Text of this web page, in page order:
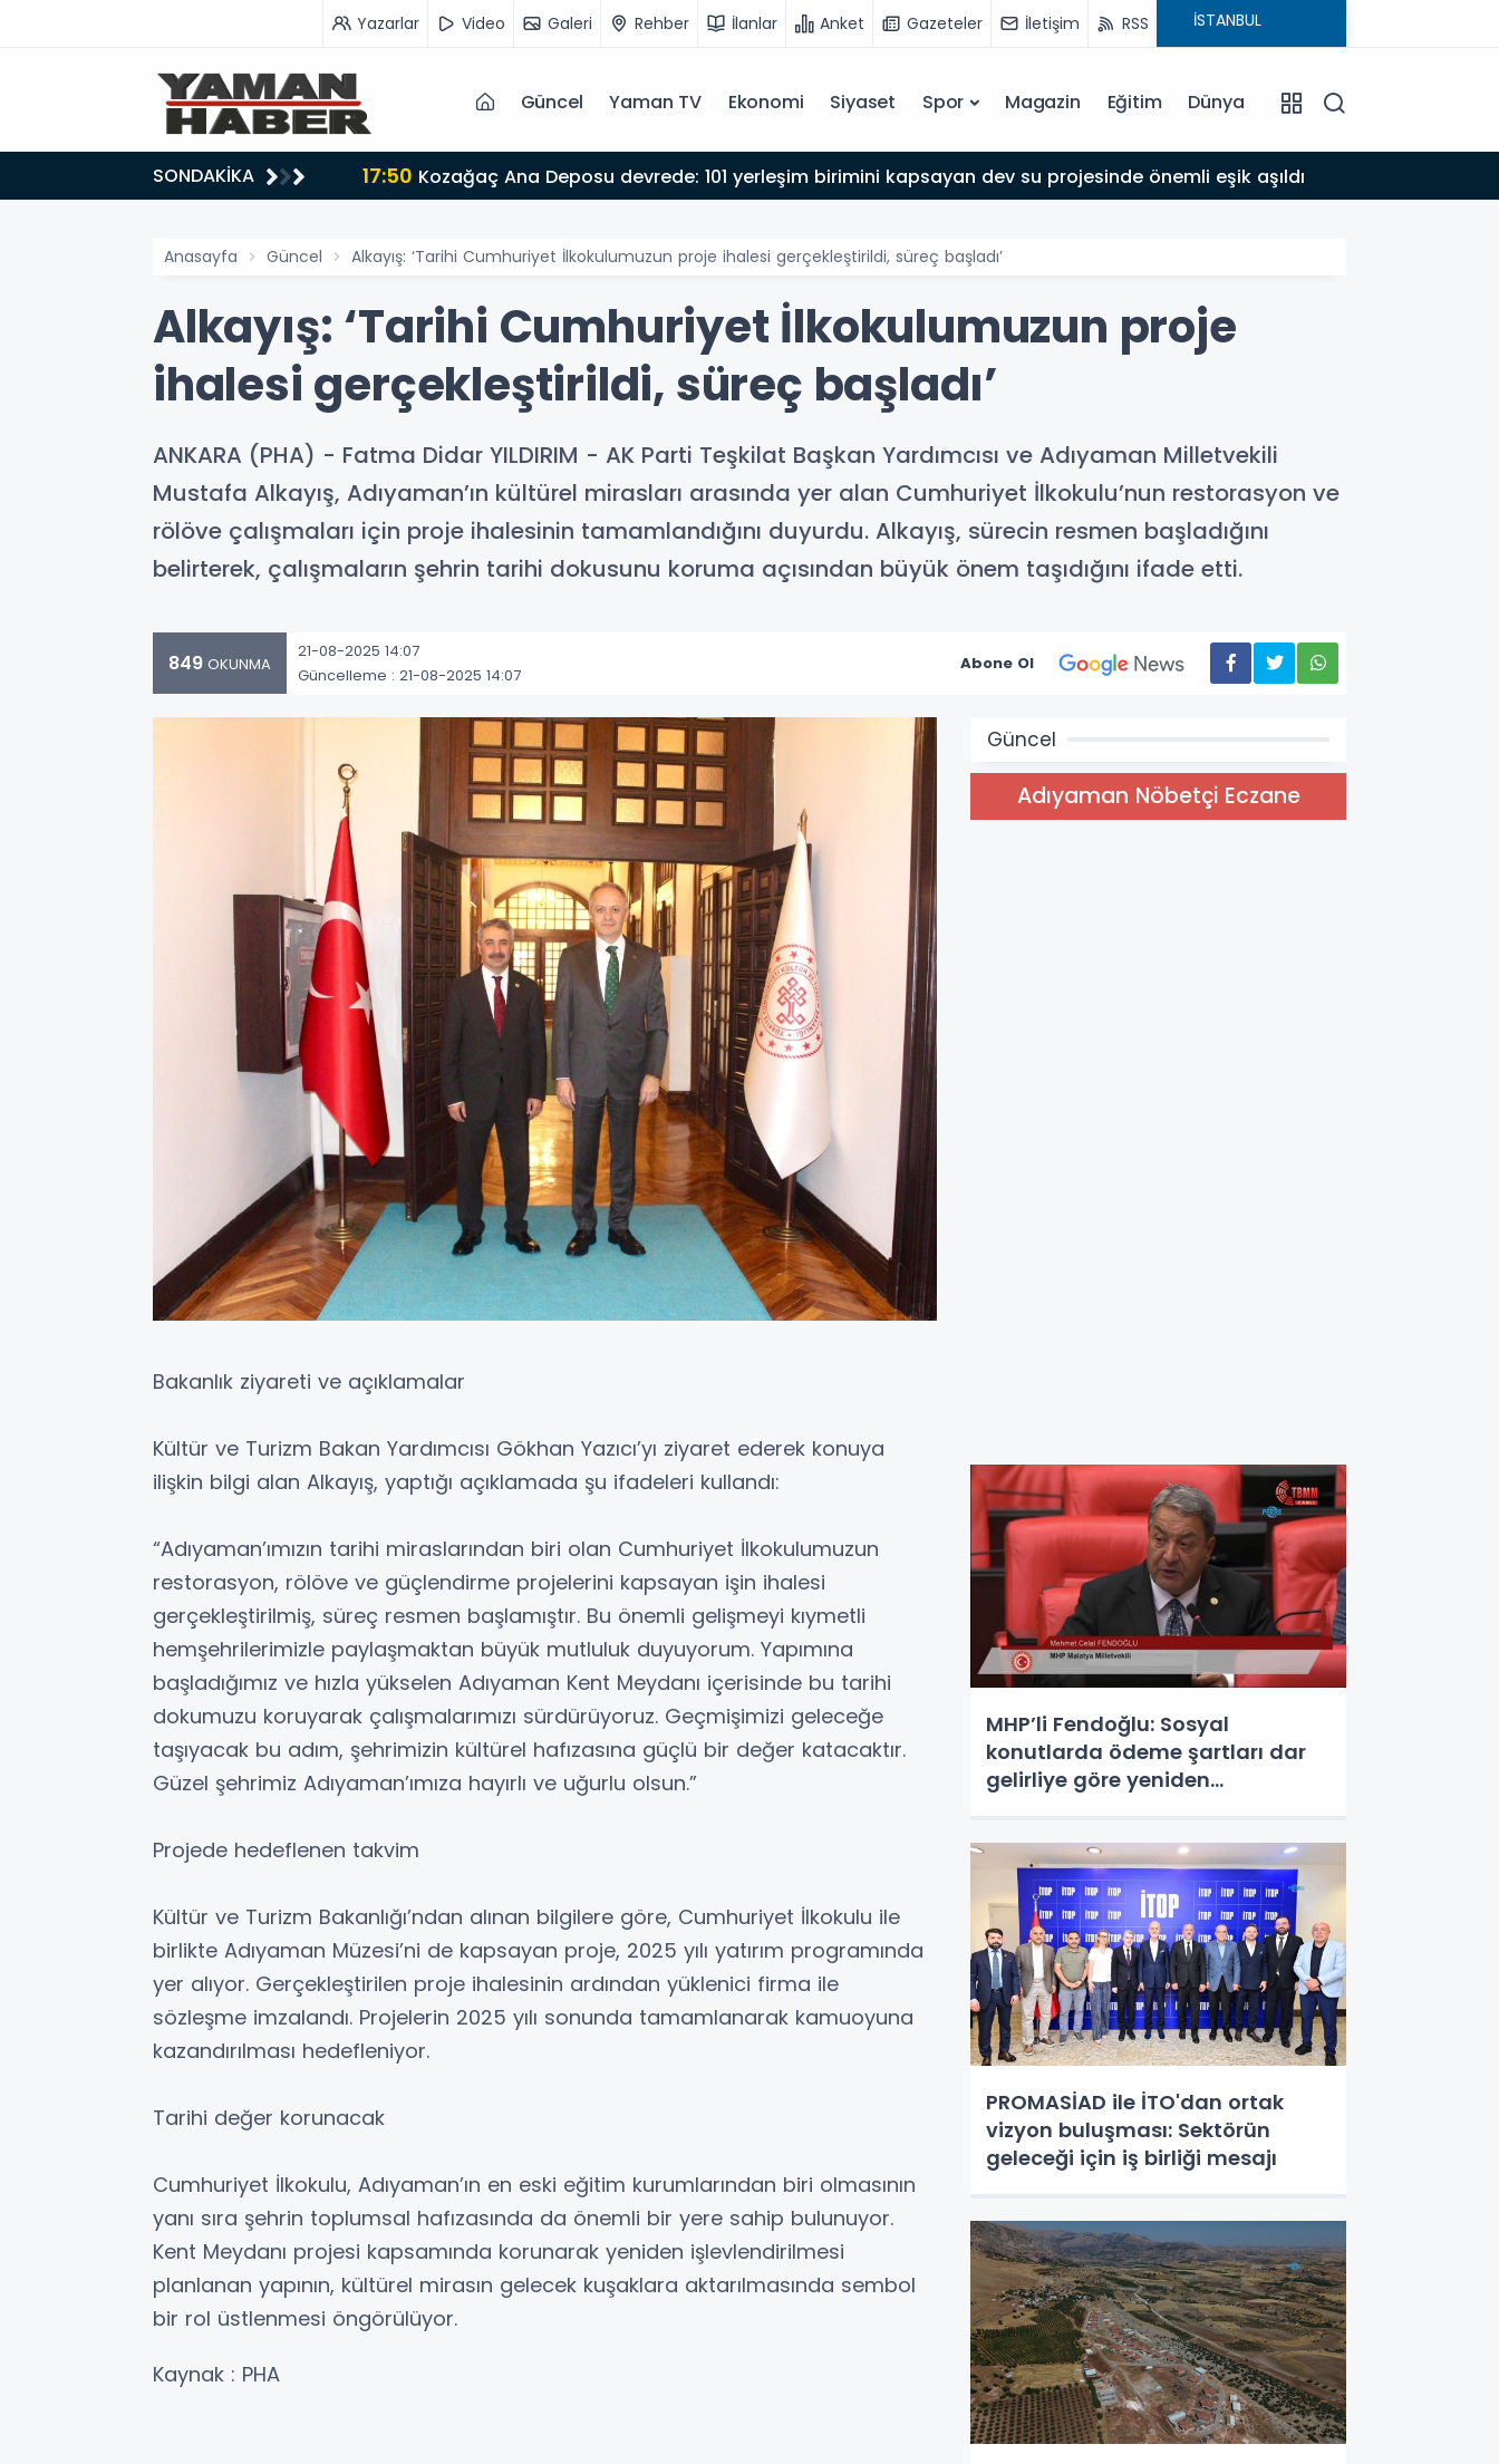
Yazarlar Video Galeri Rehber İlanlar Anket Gazeteler İletişim RSS
Güncel Yaman TV Ekonomi Siyaset Spor Magazin Eğitim Dünya
SONDAKİKA
iş birliği mesajı 17:50 Kozağaç Ana Deposu devrede: 101 yerleşim birimini kapsayan dev su projesinde önemli eşik aşıldı
Anasayfa Güncel Alkayış: ‘Tarihi Cumhuriyet İlkokulumuzun proje ihalesi gerçekleştirildi, süreç başladı’
Alkayış: ‘Tarihi Cumhuriyet İlkokulumuzun proje
ihalesi gerçekleştirildi, süreç başladı’
ANKARA (PHA) - Fatma Didar YILDIRIM - AK Parti Teşkilat Başkan Yardımcısı ve Adıyaman Milletvekili
Mustafa Alkayış, Adıyaman’ın kültürel mirasları arasında yer alan Cumhuriyet İlkokulu’nun restorasyon ve
rölöve çalışmaları için proje ihalesinin tamamlandığını duyurdu. Alkayış, sürecin resmen başladığını
belirterek, çalışmaların şehrin tarihi dokusunu koruma açısından büyük önem taşıdığını ifade etti.
849 OKUNMA
21-08-2025 14:07
Güncelleme : 21-08-2025 14:07
Abone Ol
Bakanlık ziyareti ve açıklamalar
Kültür ve Turizm Bakan Yardımcısı Gökhan Yazıcı’yı ziyaret ederek konuya
ilişkin bilgi alan Alkayış, yaptığı açıklamada şu ifadeleri kullandı:
“Adıyaman’ımızın tarihi miraslarından biri olan Cumhuriyet İlkokulumuzun
restorasyon, rölöve ve güçlendirme projelerini kapsayan işin ihalesi
gerçekleştirilmiş, süreç resmen başlamıştır. Bu önemli gelişmeyi kıymetli
hemşehrilerimizle paylaşmaktan büyük mutluluk duyuyorum. Yapımına
başladığımız ve hızla yükselen Adıyaman Kent Meydanı içerisinde bu tarihi
dokumuzu koruyarak çalışmalarımızı sürdürüyoruz. Geçmişimizi geleceğe
taşıyacak bu adım, şehrimizin kültürel hafızasına güçlü bir değer katacaktır.
Güzel şehrimiz Adıyaman’ımıza hayırlı ve uğurlu olsun.”
Projede hedeflenen takvim
Kültür ve Turizm Bakanlığı’ndan alınan bilgilere göre, Cumhuriyet İlkokulu ile
birlikte Adıyaman Müzesi’ni de kapsayan proje, 2025 yılı yatırım programında
yer alıyor. Gerçekleştirilen proje ihalesinin ardından yüklenici firma ile
sözleşme imzalandı. Projelerin 2025 yılı sonunda tamamlanarak kamuoyuna
kazandırılması hedefleniyor.
Tarihi değer korunacak
Cumhuriyet İlkokulu, Adıyaman’ın en eski eğitim kurumlarından biri olmasının
yanı sıra şehrin toplumsal hafızasında da önemli bir yere sahip bulunuyor.
Kent Meydanı projesi kapsamında korunarak yeniden işlevlendirilmesi
planlanan yapının, kültürel mirasın gelecek kuşaklara aktarılmasında sembol
bir rol üstlenmesi öngörülüyor.
Kaynak : PHA
Güncel
Adıyaman Nöbetçi Eczane
MHP’li Fendoğlu: Sosyal
konutlarda ödeme şartları dar
gelirliye göre yeniden
PROMASİAD ile İTO'dan ortak
vizyon buluşması: Sektörün
geleceği için iş birliği mesajı